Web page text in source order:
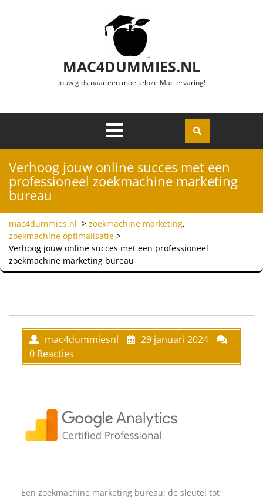
MAC4DUMMIES.NL
Jouw gids naar een moeiteloze Mac-ervaring!
Openen
Verhoog jouw online succes met een
professioneel zoekmachine marketing
bureau
mac4dummies.nl > zoekmachine marketing,
zoekmachine optimalisatie >
Verhoog jouw online succes met een professioneel
zoekmachine marketing bureau
mac4dummiesnl
29 januari 2024
0 Reacties
Een zoekmachine marketing bureau: de sleutel tot